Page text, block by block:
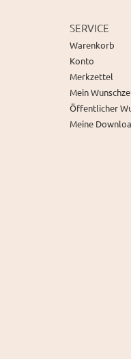
SERVICE
Warenkorb
Konto
Merkzettel
Mein
Öffentlicher
Meine